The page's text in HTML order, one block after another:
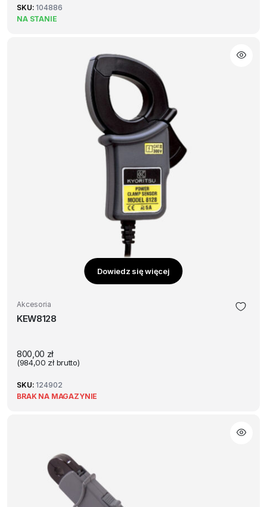
SKU: 104886
NA STANIE
Dowiedz się więcej
Akcesoria
KEW8128
800,00 zł
(984,00 złbrutto)
SKU: 124902
BRAK NA MAGAZYNIE